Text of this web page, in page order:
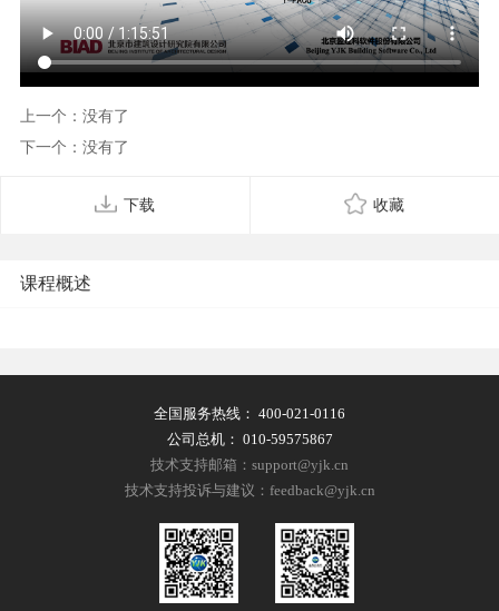
上一个：没有了
下一个：没有了
下载 收藏
课程概述
全国服务热线： 400-021-0116
公司总机： 010-59575867
技术支持邮箱：support@yjk.cn
技术支持投诉与建议：feedback@yjk.cn